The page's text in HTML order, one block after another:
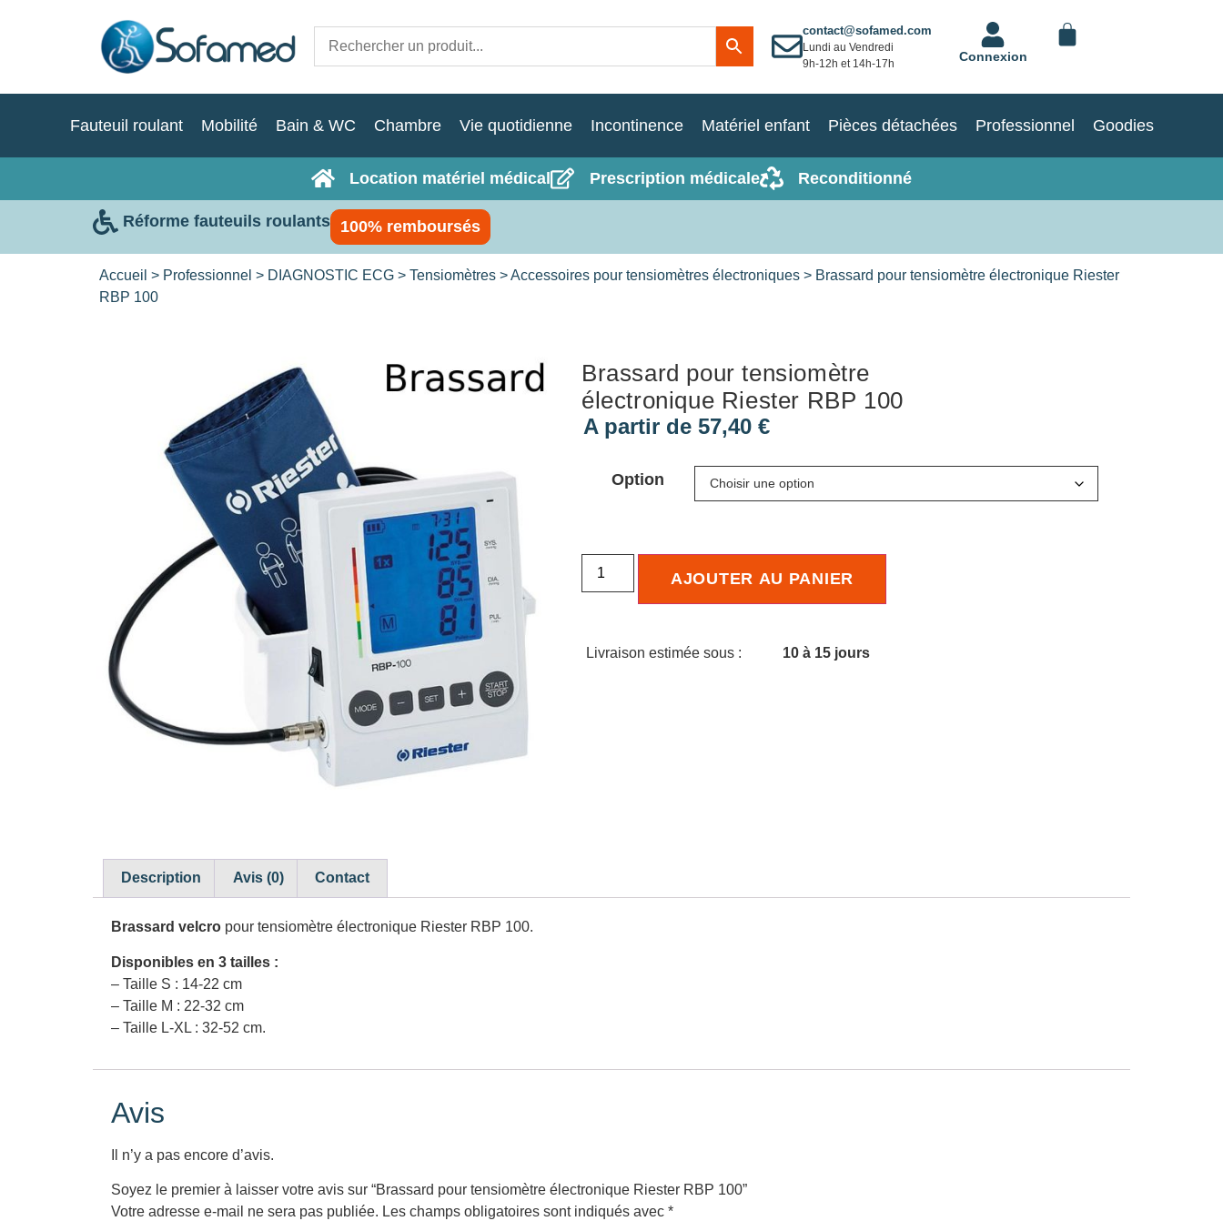
contact@sofamed.com
Lundi au Vendredi
9h-12h et 14h-17h
Connexion
Fauteuil roulant Mobilité Bain & WC Chambre Vie quotidienne Incontinence Matériel enfant Pièces détachées Professionnel Goodies
Location matériel médical Prescription médicale Reconditionné
Réforme fauteuils roulants 100% remboursés
Accueil > Professionnel > DIAGNOSTIC ECG > Tensiomètres >Accessoires pour tensiomètres électroniques > Brassard pour tensiomètre électronique Riester
RBP 100
Brassard pour tensiomètre
électronique Riester RBP 100
A partir de 57,40 €
Option
AJOUTER AU PANIER
Livraison estimée sous : 10 à 15 jours
Description Avis (0) Contact
Brassard velcro pour tensiomètre électronique Riester RBP 100.
Disponibles en 3 tailles :
– Taille S : 14-22 cm
– Taille M : 22-32 cm
– Taille L-XL : 32-52 cm.
Avis
Il n’y a pas encore d’avis.
Soyez le premier à laisser votre avis sur “Brassard pour tensiomètre électronique Riester RBP 100”
Votre adresse e-mail ne sera pas publiée. Les champs obligatoires sont indiqués avec *